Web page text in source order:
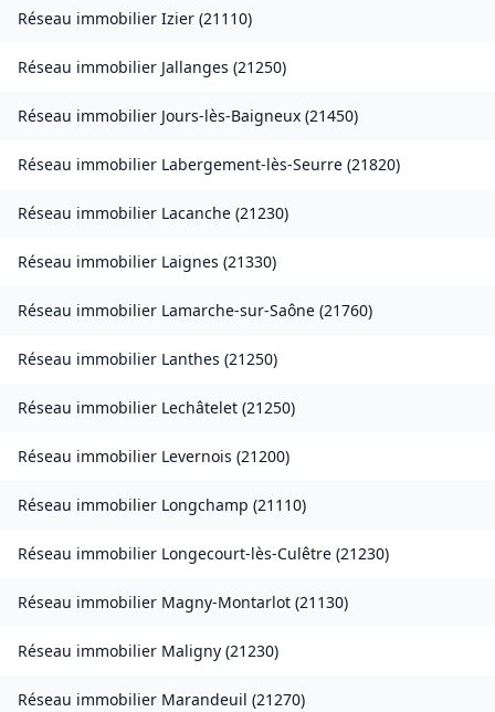
Réseau immobilier Izier (21110)
Réseau immobilier Jallanges (21250)
Réseau immobilier Jours-lès-Baigneux (21450)
Réseau immobilier Labergement-lès-Seurre (21820)
Réseau immobilier Lacanche (21230)
Réseau immobilier Laignes (21330)
Réseau immobilier Lamarche-sur-Saône (21760)
Réseau immobilier Lanthes (21250)
Réseau immobilier Lechâtelet (21250)
Réseau immobilier Levernois (21200)
Réseau immobilier Longchamp (21110)
Réseau immobilier Longecourt-lès-Culêtre (21230)
Réseau immobilier Magny-Montarlot (21130)
Réseau immobilier Maligny (21230)
Réseau immobilier Marandeuil (21270)